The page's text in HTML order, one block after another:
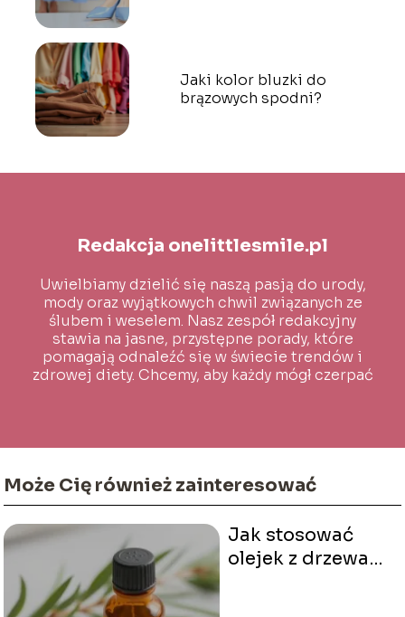
Jaki kolor bluzki do
brązowych spodni?
Redakcja onelittlesmile.pl
Uwielbiamy dzielić się naszą pasją do urody,
mody oraz wyjątkowych chwil związanych ze
ślubem i weselem. Nasz zespół redakcyjny
stawia na jasne, przystępne porady, które
pomagają odnaleźć się w świecie trendów i
zdrowej diety. Chcemy, aby każdy mógł czerpać
Może Cię również zainteresować
Jak stosować
olejek z drzewa